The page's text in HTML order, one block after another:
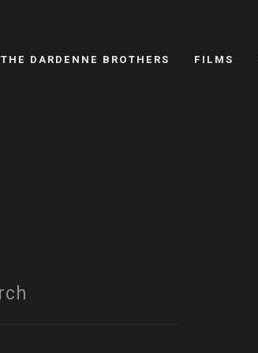
THE DARDENNE BROTHERS FILMS